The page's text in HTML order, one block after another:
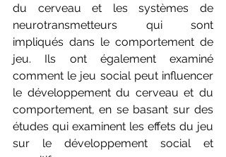
du cerveau et les systèmes de
neurotransmetteurs qui sont
impliqués dans le comportement de
jeu. Ils ont également examiné
comment le jeu social peut influencer
le développement du cerveau et du
comportement, en se basant sur des
études qui examinent les effets du jeu
sur le développement social et